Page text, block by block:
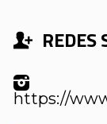
REDES
https://